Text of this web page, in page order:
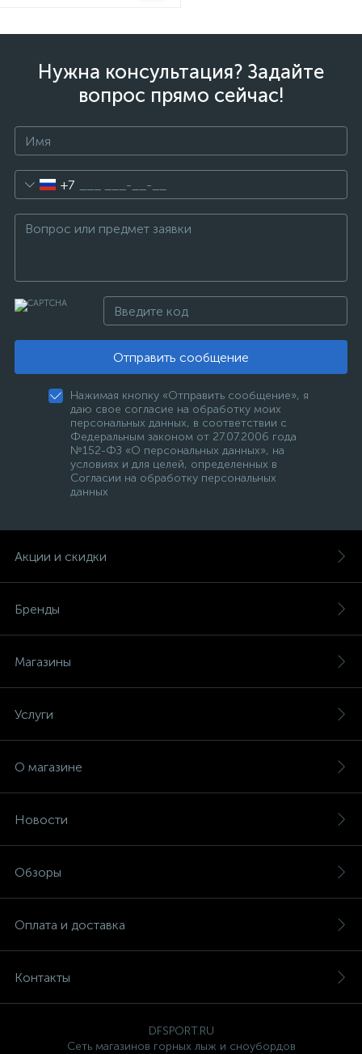
Нужна консультация? Задайте
вопрос прямо сейчас!
+7
Отправить сообщение
Нажимая кнопку «Отправить сообщение», я
даю свое согласие на обработку моих
персональных данных, в соответствии с
Федеральным законом от 27.07.2006 года
№152-ФЗ «О персональных данных», на
условиях и для целей, определенных в
Согласии на обработку персональных
данных
Акции и скидки
Бренды
Магазины
Услуги
О магазине
Новости
Обзоры
Оплата и доставка
Контакты
DFSPORT.RU
Сеть магазинов горных лыж и сноубордов